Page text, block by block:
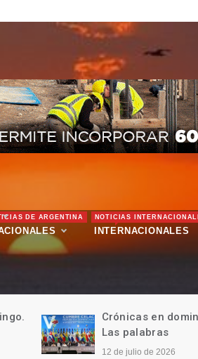
DE ARGENTINA
INTERNACIONALES
NOTICIAS
Crónicas en
Las palabras
12 de julio de 2026